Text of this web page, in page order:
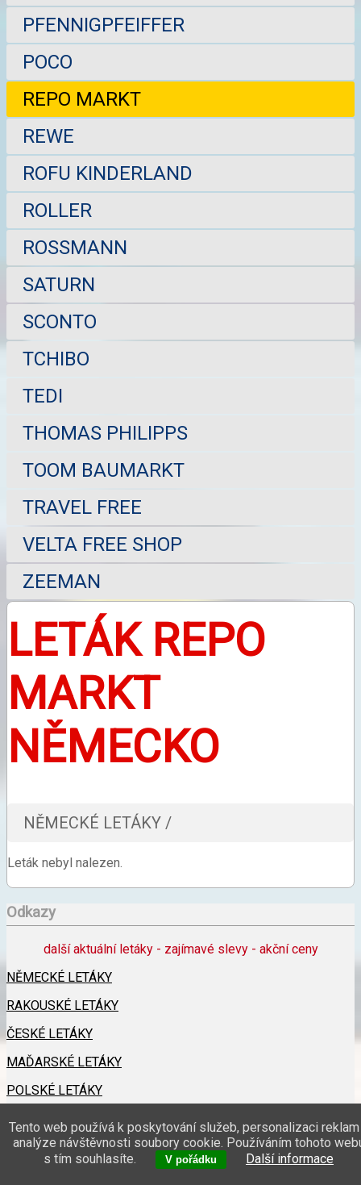
PFENNIGPFEIFFER
POCO
REPO MARKT
REWE
ROFU KINDERLAND
ROLLER
ROSSMANN
SATURN
SCONTO
TCHIBO
TEDI
THOMAS PHILIPPS
TOOM BAUMARKT
TRAVEL FREE
VELTA FREE SHOP
ZEEMAN
LETÁK REPO
MARKT
NĚMECKO
NĚMECKÉ LETÁKY /
Leták nebyl nalezen.
Odkazy
další aktuální letáky - zajímavé slevy - akční ceny
NĚMECKÉ LETÁKY
RAKOUSKÉ LETÁKY
ČESKÉ LETÁKY
MAĎARSKÉ LETÁKY
POLSKÉ LETÁKY
MEGALETÁKY
Tento web používá k poskytování služeb, personalizaci reklam
analýze návštěvnosti soubory cookie. Používáním tohoto
s tím souhlasíte.
V pořádku Další informace